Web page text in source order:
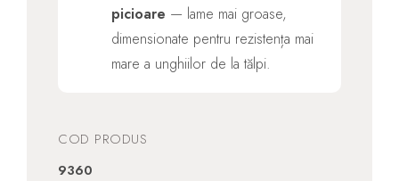
picioare — lame mai groase,
dimensionate pentru rezistența mai
mare a unghiilor de la tălpi.
COD PRODUS
9360